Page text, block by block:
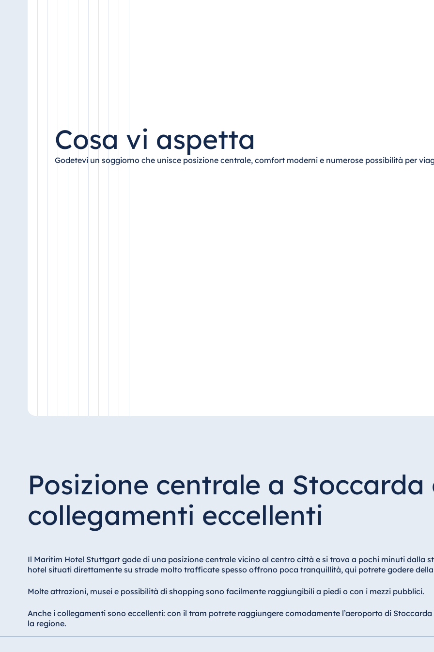
Cosa vi aspetta
Godetevi un soggiorno che unisce posizione centrale, comfort moderni e numerose possibilità per
Posizione centrale a Stoccarda
collegamenti eccellenti
Il Maritim Hotel Stuttgart gode di una posizione centrale vicino al centro città e si trova a pochi minuti dalla
hotel situati direttamente su strade molto trafficate spesso offrono poca tranquillità, qui potrete godere
Molte attrazioni, musei e possibilità di shopping sono facilmente raggiungibili a piedi o con i mezzi pubblici.
Anche i collegamenti sono eccellenti: con il tram potrete raggiungere comodamente l’aeroporto di
la regione.